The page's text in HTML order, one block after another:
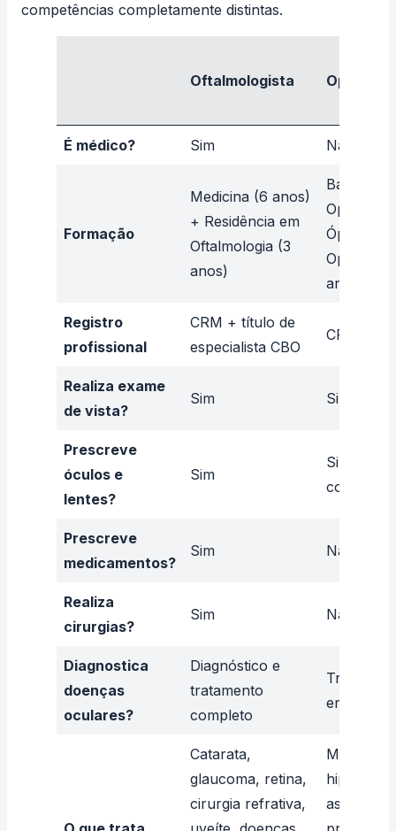
competências completamente distintas.
Oftalmologista
É médico? Sim Não
Formação
Medicina (6 anos)
+ Residência em
Oftalmologia (3
anos)
Óptica e
anos)
Registro
profissional
CRM + título de
especialista CBO
CROO /
Realiza exame
de vista?
Sim Sim
Prescreve
óculos e
lentes?
Sim
Sim
Prescreve
medicamentos?
Sim Não
Realiza
cirurgias?
Sim Não
Diagnostica
doenças
oculares?
Diagnóstico e
tratamento
completo
Triagem e
Catarata,
glaucoma, retina,
cirurgia refrativa,
Miopia,